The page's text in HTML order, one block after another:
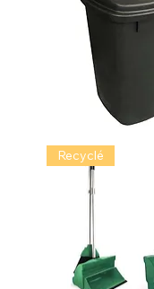
Recyclé